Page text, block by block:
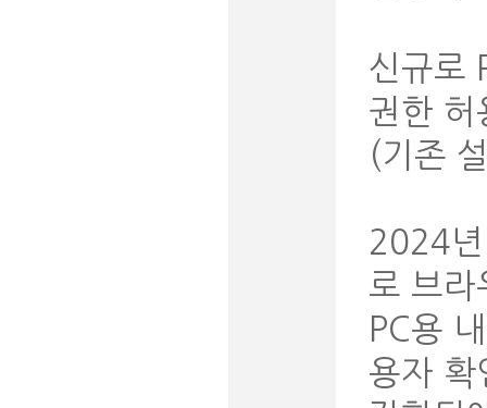
신규로
권한 허
(기존
2024
로 브라
PC용
용자 확